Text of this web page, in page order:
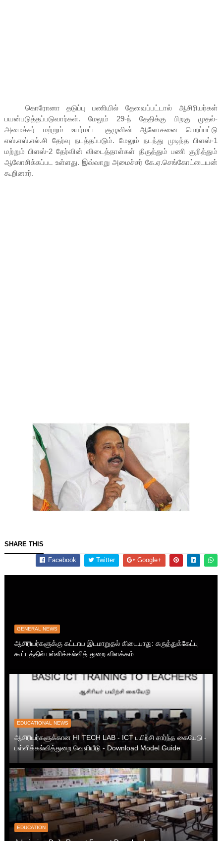
கொரோனா தடுப்பு பணியில் தேவைப்பட்டால் ஆசிரியர்கள்
பயன்படுத்தப்படுவார்கள். மேலும் 29-ந் தேதிக்கு பிறகு முதல்-
அமைச்சர் மற்றும் உயர்மட்ட குழுவின் ஆலோசனை பெறப்பட்டு
எஸ்.எஸ்.எல்.சி தேர்வு நடத்தப்படும். மேலும் நடந்து முடிந்த பிளஸ்-1
மற்றும் பிளஸ்-2 தேர்வின் விடைத்தாள்கள் திருத்தும் பணி குறித்தும்
ஆலோசிக்கப்பட உள்ளது. இவ்வாறு அமைச்சர் கே.ஏ.செங்கோட்டையன்
கூறினார்.
SHARE THIS
Facebook Twitter Google+
GENERAL NEWS
ஆசிரியர்களுக்கு கட்டாய இடமாறுதல் கிடையாது: கருத்துக்கேட்பு
கூட்டத்தில் பள்ளிக்கல்வித் துறை விளக்கம்
EDUCATIONAL NEWS
ஆசிரியர்களுக்கான HI TECH LAB - ICT பயிற்சி சார்ந்த கையேடு -
பள்ளிக்கல்வித்துறை வெளியீடு - Download Model Guide
EDUCATION